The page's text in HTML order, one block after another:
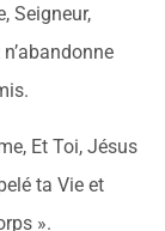
Seigneur,
Et Toi, Jésus
ta Vie et
».